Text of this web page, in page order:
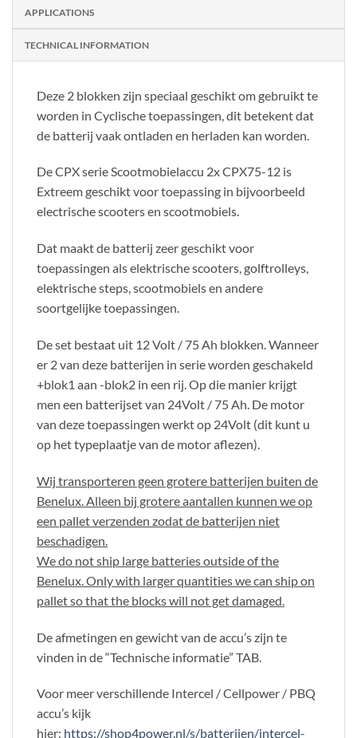
APPLICATIONS
TECHNICAL INFORMATION
Deze 2 blokken zijn speciaal geschikt om gebruikt te
worden in Cyclische toepassingen, dit betekent dat
de batterij vaak ontladen en herladen kan worden.
De CPX serie Scootmobielaccu 2x CPX75-12 is
Extreem geschikt voor toepassing in bijvoorbeeld
electrische scooters en scootmobiels.
Dat maakt de batterij zeer geschikt voor
toepassingen als elektrische scooters, golftrolleys,
elektrische steps, scootmobiels en andere
soortgelijke toepassingen.
De set bestaat uit 12 Volt / 75 Ah blokken. Wanneer
er 2 van deze batterijen in serie worden geschakeld
+blok1 aan -blok2 in een rij. Op die manier krijgt
men een batterijset van 24Volt / 75 Ah. De motor
van deze toepassingen werkt op 24Volt (dit kunt u
op het typeplaatje van de motor aflezen).
Wij transporteren geen grotere batterijen buiten de
Benelux. Alleen bij grotere aantallen kunnen we op
een pallet verzenden zodat de batterijen niet
beschadigen.
We do not ship large batteries outside of the
Benelux. Only with larger quantities we can ship on
pallet so that the blocks will not get damaged.
De afmetingen en gewicht van de accu’s zijn te
vinden in de “Technische informatie” TAB.
Voor meer verschillende Intercel / Cellpower / PBQ
accu’s kijk
hier: https://shop4power.nl/s/batterijen/intercel-